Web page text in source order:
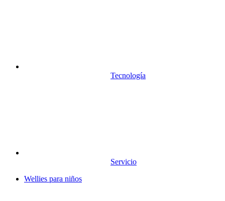
Tecnología
Servicio
Wellies para niños